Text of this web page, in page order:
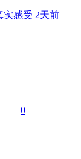
实感受 2天前
0